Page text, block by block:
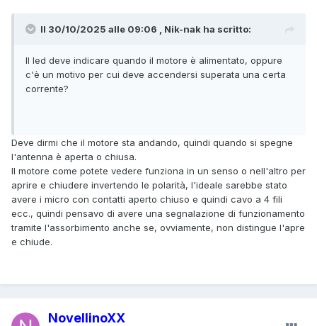
Il 30/10/2025 alle 09:06 , Nik-nak ha scritto:
Il led deve indicare quando il motore è alimentato, oppure
c'è un motivo per cui deve accendersi superata una certa
corrente?
Deve dirmi che il motore sta andando, quindi quando si spegne
l'antenna è aperta o chiusa.
Il motore come potete vedere funziona in un senso o nell'altro per
aprire e chiudere invertendo le polarità, l'ideale sarebbe stato
avere i micro con contatti aperto chiuso e quindi cavo a 4 fili
ecc., quindi pensavo di avere una segnalazione di funzionamento
tramite l'assorbimento anche se, ovviamente, non distingue l'apre
e chiude.
NovellinoXX